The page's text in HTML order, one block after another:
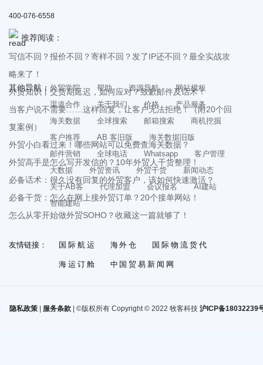
400-076-6558
推荐阅读：
写信不回？报价不回？寄样不回？发了IP还不回？最全实战攻
略来了！
外贸知识丨交货期延迟，如何应对？致歉邮件及话术！
当客户说不需要……这样回复，让客户无法拒绝！（附20个回
复案例）
外贸小白看过来！哪些网站可以免费查海关数据？
外贸高手是怎么写开发信的？10年外贸人干货整理！
必备话术：很久没有回复的外贸客户，该如何快速激活？
必备干货：怎么在网上接外贸订单？20个接单网站！
怎么从零开始做外贸SOHO？收藏这一篇就够了！
其他导航： 外贸学院 帮助 资源导航
网站模板
渠道合作
关于我们 价格
产品服务
海关数据
全球搜索 邮箱搜索
商机挖掘
客户推荐
AB 客旧版
海关数据旧版
邮件营销
全球电话 Whatsapp
客户管理
大数据
外贸资讯 外贸干货
新闻动态
关于AB客
代理加盟 会议报名
AI建站
智能建站
友情链接： 国际航运 海外仓 国际物流货代
海运订舱 中国贸易新闻网
隐私政策| 服务条款| ©版权所有 Copyright © 2022 牧客科技 沪ICP备18032239